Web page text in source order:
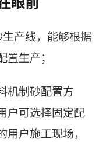
产线，能够根据
生产；
机制砂配置方
户可选择固定配
户施工现场，